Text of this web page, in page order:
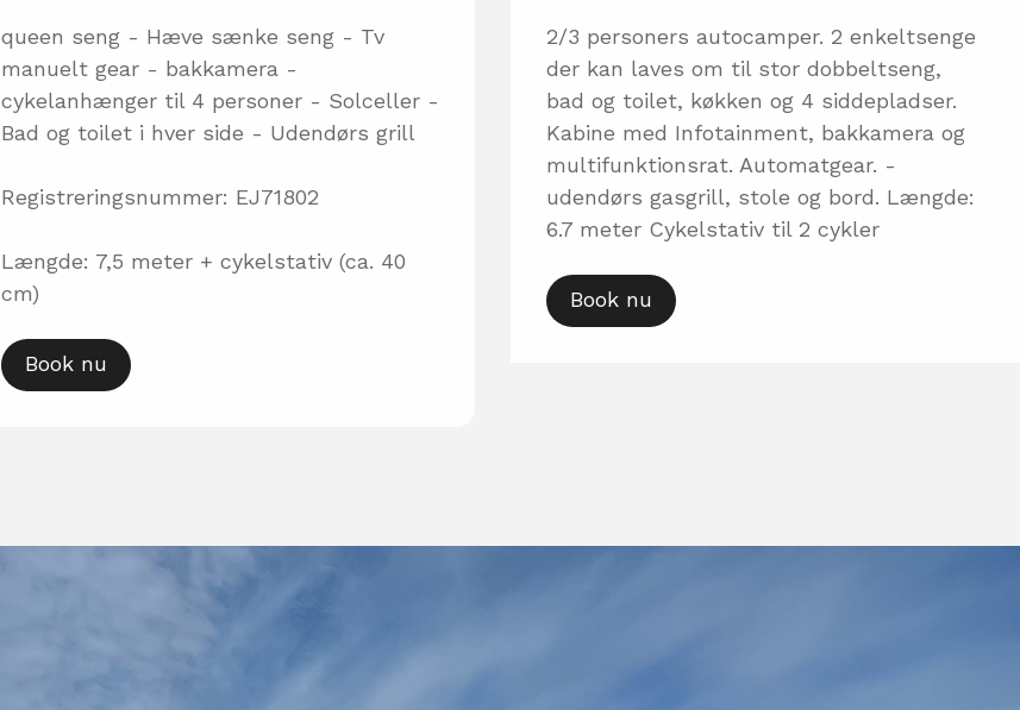
queen seng - Hæve sænke seng - Tv
manuelt gear - bakkamera -
cykelanhænger til 4 personer - Solceller -
Bad og toilet i hver side - Udendørs grill
Registreringsnummer: EJ71802
Længde: 7,5 meter + cykelstativ (ca. 40
cm)
Book nu
2/3 personers autocamper. 2 enkeltsenge
der kan laves om til stor dobbeltseng,
bad og toilet, køkken og 4 siddepladser.
Kabine med Infotainment, bakkamera og
multifunktionsrat. Automatgear. -
udendørs gasgrill, stole og bord. Længde:
6.7 meter Cykelstativ til 2 cykler
Book nu